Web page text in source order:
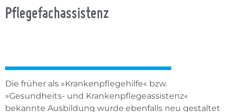
Pflegefachassistenz
Die früher als »Krankenpflegehilfe« bzw.
»Gesundheits- und Krankenpflegeassistenz«
bekannte Ausbildung wurde ebenfalls neu gestaltet